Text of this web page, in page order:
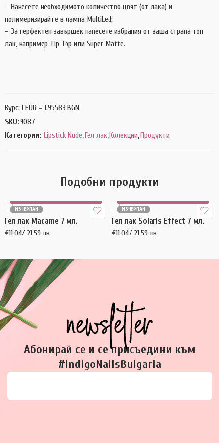
– Нанесете необходимото количество цвят (от лака) и
полимеризирайте в лампа MultiLed;
– За перфектен завършек нанесете избрания от ваша страна топ
лак, например Tip Top или Super Matte.
Курс: 1 EUR = 1.95583 BGN
SKU:9087
Категории: Lipstick Nude, Гел лак, Колекции, Продукти
Подобни продукти
ИЗЧЕРПАН
Гел лак Madame 7 мл.
€11.04/ 21.59 лв.
ИЗЧЕРПАН
Гел лак Solaris Effect 7 мл.
€11.04/ 21.59 лв.
Абонирай се и се присъедини към
#IndigoNailsBulgaria